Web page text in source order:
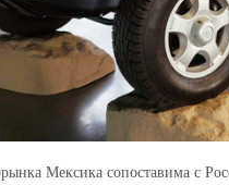
Мексика сопоставима с